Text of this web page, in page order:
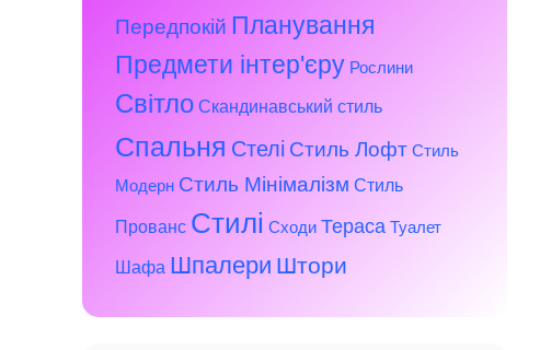
Передпокій Планування
Предмети інтер'єру Рослини
Світло Скандинавський стиль
Спальня Стелі Стиль Лофт Стиль
Модерн Стиль Мінімалізм Стиль
Прованс Стилі Сходи Тераса Туалет
Шафа Шпалери Штори